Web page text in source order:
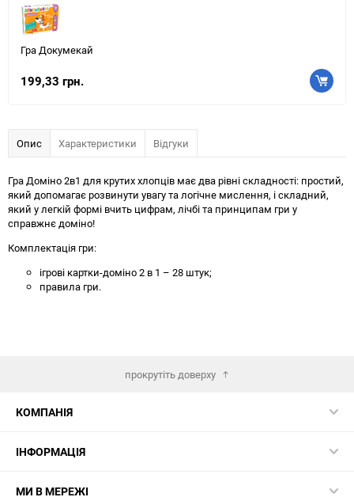
Гра Докумекай
199,33 грн.
Опис Характеристики Відгуки
Гра Доміно 2в1 для крутих хлопців має два рівні складності: простий,
який допомагає розвинути увагу та логічне мислення, і складний,
який у легкій формі вчить цифрам, лічбі та принципам гри у
справжнє доміно!
Комплектація гри:
ігрові картки-доміно 2 в 1 – 28 штук;
правила гри.
прокрутіть доверху
КОМПАНІЯ
ІНФОРМАЦІЯ
МИ В МЕРЕЖІ